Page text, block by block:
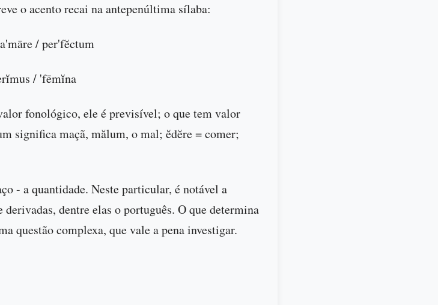
o acento recai na antepenúltima sílaba:
/ per'fĕctum
/ 'fēmĭna
fonológico, ele é previsível; o que tem valor
significa maçã, mălum, o mal; ĕdĕre = comer;
- a quantidade. Neste particular, é notável a
dentre elas o português. O que determina
questão complexa, que vale a pena investigar.